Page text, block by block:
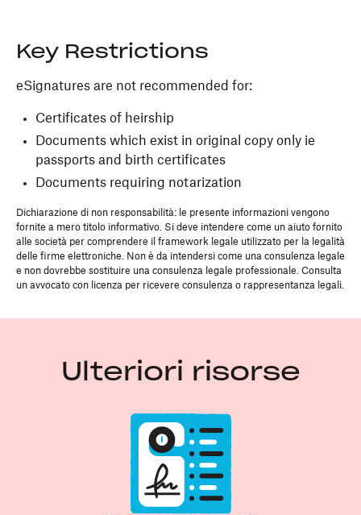
Key Restrictions
eSignatures are not recommended for:
Certificates of heirship
Documents which exist in original copy only ie
passports and birth certificates
Documents requiring notarization
Dichiarazione di non responsabilità: le presente informazioni vengono
fornite a mero titolo informativo. Si deve intendere come un aiuto fornito
alle società per comprendere il framework legale utilizzato per la legalità
delle firme elettroniche. Non è da intendersi come una consulenza legale
e non dovrebbe sostituire una consulenza legale professionale. Consulta
un avvocato con licenza per ricevere consulenza o rappresentanza legali.
Ulteriori risorse